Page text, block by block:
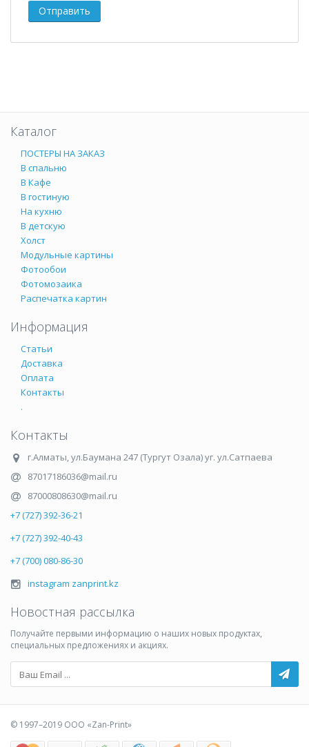
Каталог
ПОСТЕРЫ НА ЗАКАЗ
В спальню
В Кафе
В гостиную
На кухню
В детскую
Холст
Модульные картины
Фотообои
Фотомозаика
Распечатка картин
Информация
Статьи
Доставка
Оплата
Контакты
.
Контакты
г.Алматы,ул.Баумана 247 (Тургут Озала) уг. ул.Сатпаева
87017186036@mail.ru
87000808630@mail.ru
+7 (727) 392-36-21
+7 (727) 392-40-43
+7 (700) 080-86-30
instagram zanprint.kz
Новостная рассылка
Получайте первыми информацию о наших новых продуктах,
специальных предложениях и акциях.
© 1997–2019 ООО «Zan-Print»